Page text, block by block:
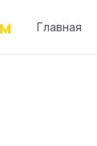
Главная